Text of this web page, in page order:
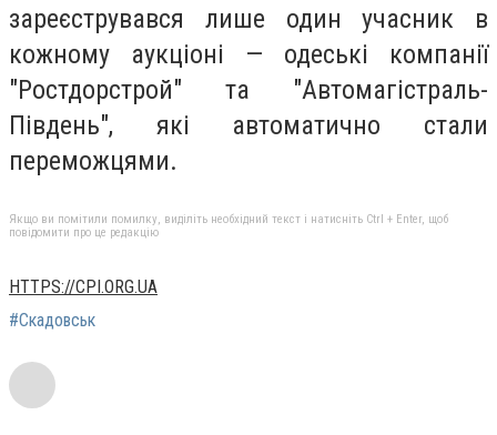
зареєструвався лише один учасник в
кожному аукціоні — одеські компанії
"Ростдорстрой" та "Автомагістраль-
Південь", які автоматично стали
переможцями.
Якщо ви помітили помилку, виділіть необхідний текст і натисніть Ctrl + Enter, щоб
повідомити про це редакцію
HTTPS://CPI.ORG.UA
#Скадовськ